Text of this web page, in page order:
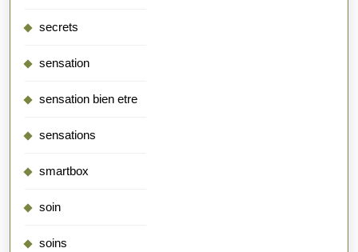
secrets
sensation
sensation bien etre
sensations
smartbox
soin
soins